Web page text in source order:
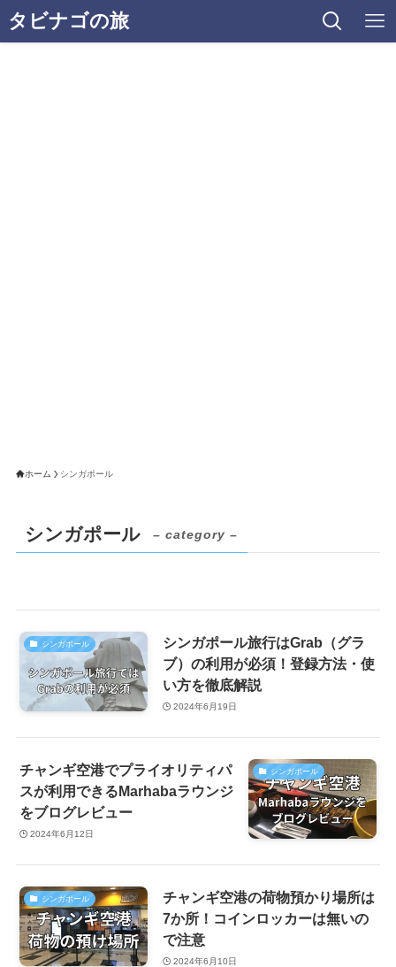
タビナゴの旅
ホーム シンガポール
シンガポール – category –
シンガポール
シンガポール旅行はGrab（グラ
ブ）の利用が必須！登録方法・使
い方を徹底解説
2024年6月19日
シンガポール
チャンギ空港でプライオリティパ
スが利用できるMarhabaラウンジ
をブログレビュー
2024年6月12日
シンガポール
チャンギ空港の荷物預かり場所は
7か所！コインロッカーは無いの
で注意
2024年6月10日